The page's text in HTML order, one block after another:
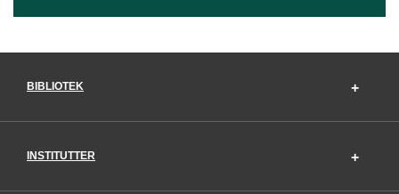
BIBLIOTEK
INSTITUTTER